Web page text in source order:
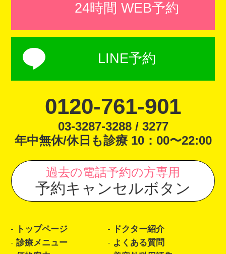
24時間 WEB予約
LINE予約
0120-761-901
03-3287-3288 / 3277
年中無休/休日も診療 10：00〜22:00
過去の電話予約の方専用
予約キャンセルボタン
トップページ
ドクター紹介
診療メニュー
よくある質問